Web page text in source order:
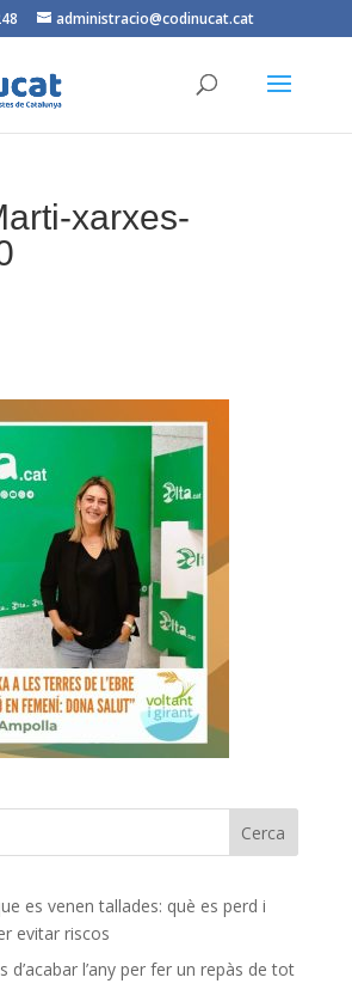
administracio@codinucat.cat
xarxes-
es venen tallades: què es perd i
evitar riscos
d’acabar l’any per fer un repàs de tot